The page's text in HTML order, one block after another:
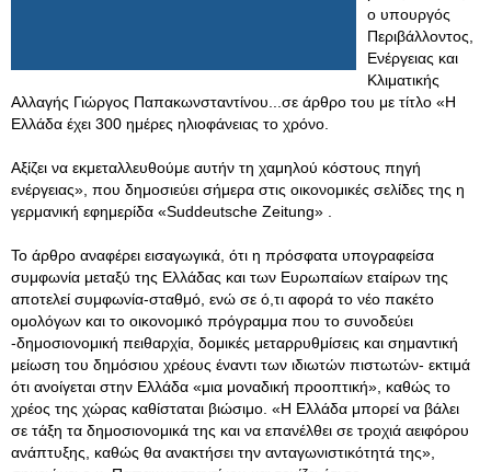
ο υπουργός
Περιβάλλοντος,
Ενέργειας και
Κλιματικής
Αλλαγής Γιώργος Παπακωνσταντίνου...σε άρθρο του με τίτλο «Η
Ελλάδα έχει 300 ημέρες ηλιοφάνειας το χρόνο.
Αξίζει να εκμεταλλευθούμε αυτήν τη χαμηλού κόστους πηγή
ενέργειας», που δημοσιεύει σήμερα στις οικονομικές σελίδες της η
γερμανική εφημερίδα «Suddeutsche Zeitung» .
Το άρθρο αναφέρει εισαγωγικά, ότι η πρόσφατα υπογραφείσα
συμφωνία μεταξύ της Ελλάδας και των Ευρωπαίων εταίρων της
αποτελεί συμφωνία-σταθμό, ενώ σε ό,τι αφορά το νέο πακέτο
ομολόγων και το οικονομικό πρόγραμμα που το συνοδεύει
-δημοσιονομική πειθαρχία, δομικές μεταρρυθμίσεις και σημαντική
μείωση του δημόσιου χρέους έναντι των ιδιωτών πιστωτών- εκτιμά
ότι ανοίγεται στην Ελλάδα «μια μοναδική προοπτική», καθώς το
χρέος της χώρας καθίσταται βιώσιμο. «Η Ελλάδα μπορεί να βάλει
σε τάξη τα δημοσιονομικά της και να επανέλθει σε τροχιά αειφόρου
ανάπτυξης, καθώς θα ανακτήσει την ανταγωνιστικότητά της»,